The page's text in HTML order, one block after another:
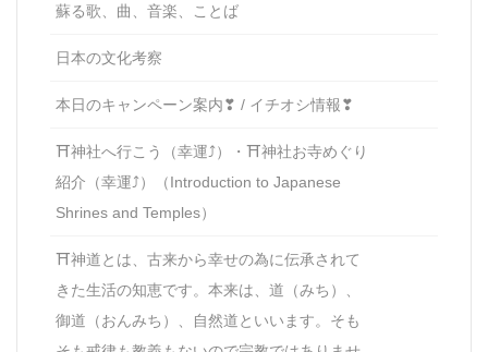
蘇る歌、曲、音楽、ことば
日本の文化考察
本日のキャンペーン案内❣ / イチオシ情報❣
⛩神社へ行こう（幸運⤴）・⛩神社お寺めぐり
紹介（幸運⤴）（Introduction to Japanese
Shrines and Temples）
⛩神道とは、古来から幸せの為に伝承されて
きた生活の知恵です。本来は、道（みち）、
御道（おんみち）、自然道といいます。そも